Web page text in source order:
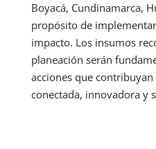
Boyacá, Cundinamarca,
propósito de
impacto. Los insumos
planeación serán
acciones que
conectada, innovadora y